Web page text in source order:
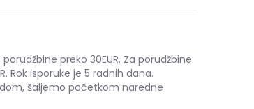
preko 30EUR. Za porudžbine
Rok isporuke je 5 radnih dana.
šaljemo početkom naredne